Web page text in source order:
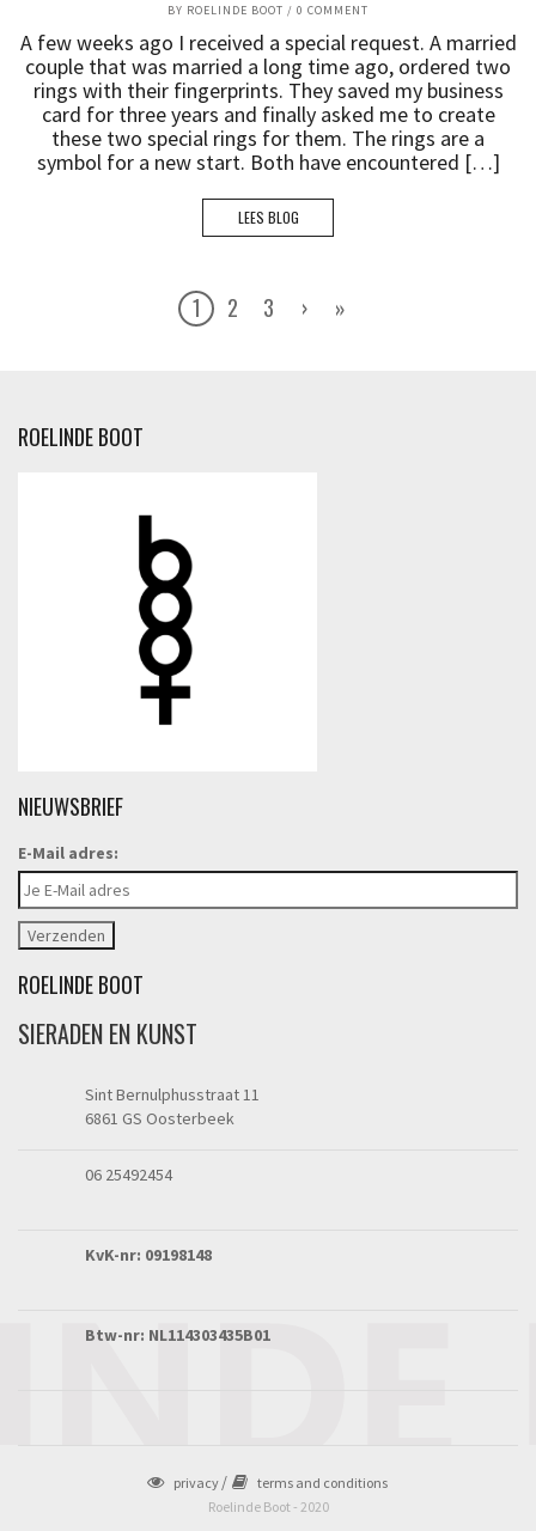
BY ROELINDE BOOT / 0 COMMENT
A few weeks ago I received a special request. A married
couple that was married a long time ago, ordered two
rings with their fingerprints. They saved my business
card for three years and finally asked me to create
these two special rings for them. The rings are a
symbol for a new start. Both have encountered […]
LEES BLOG
1 2 3 › »
ROELINDE BOOT
NIEUWSBRIEF
E-Mail adres:
ROELINDE BOOT
SIERADEN EN KUNST
Sint Bernulphusstraat 11
6861 GS Oosterbeek
06 25492454
KvK-nr: 09198148
Btw-nr: NL114303435B01
privacy
terms and conditions
Roelinde Boot - 2020